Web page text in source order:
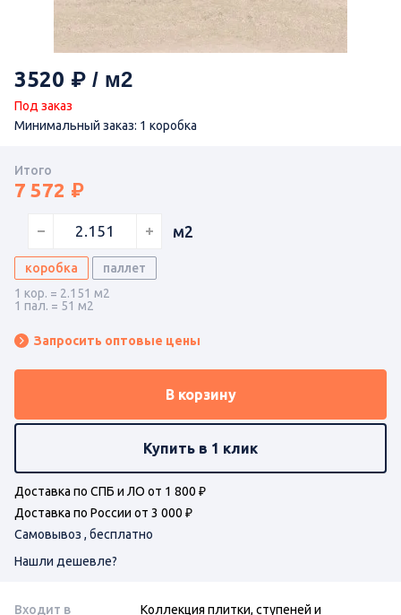
3520
Под заказ
Минимальный заказ: 1 коробка
Итого
7 572
м2
коробка
паллет
1 кор. = 2.151 м2
1 пал. = 51 м2
Запросить оптовые цены
В корзину
Купить в 1 клик
Доставка по СПБ и ЛО от 1 800 ₽
Доставка по России от 3 000 ₽
Самовывоз , бесплатно
Нашли дешевле?
Входит в
Коллекция плитки, ступеней и